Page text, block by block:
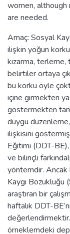
women,
are needed.
Amaç: Sosyal
ilişkin yoğun
kızarma,
belirtiler ortaya
bu korku öyle
içine girmekten
göstermekten
duygu
ilişkisini
Eğitimi (DDT-
ve bilinçli
yöntemdir. Ancak
Kaygı Bozukluğu
araştıran bir
haftalık DDT-
örneklemdeki